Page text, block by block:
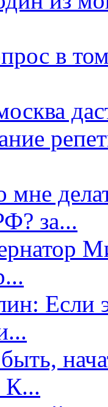
в
мне
за...
Если
К...